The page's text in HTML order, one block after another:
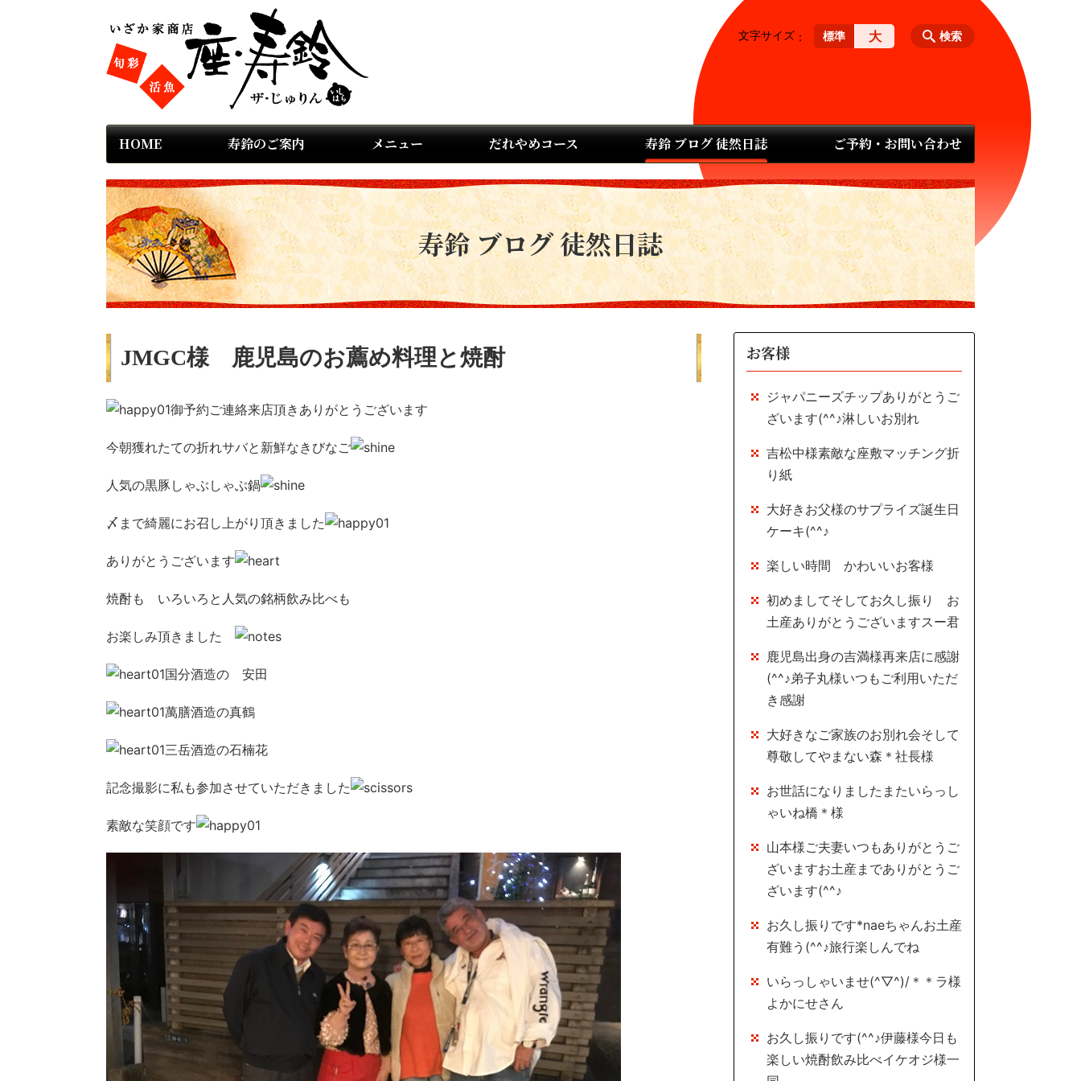
HOME 寿鈴のご案内 メニュー だれやめコース 寿鈴 ブログ 徒然日誌 ご予約・お問い合わせ
検索
文字サイズ 標準 大
寿鈴 ブログ 徒然日誌
JMGC様 鹿児島のお薦め料理と焼酎
御予約ご連絡来店頂きありがとうございます
今朝獲れたての折れサバと新鮮なきびなご
人気の黒豚しゃぶしゃぶ鍋
〆まで綺麗にお召し上がり頂きました
ありがとうございます
焼酎も いろいろと人気の銘柄飲み比べも
お楽しみ頂きました
国分酒造の 安田
萬膳酒造の真鶴
三岳酒造の石楠花
記念撮影に私も参加させていただきました
素敵な笑顔です
お客様
ジャパニーズチップありがとうご
ざいます(^^♪淋しいお別れ
吉松中様素敵な座敷マッチング折
り紙
大好きお父様のサプライズ誕生日
ケーキ(^^♪
楽しい時間 かわいいお客様
初めましてそしてお久し振り お
土産ありがとうございますスー君
鹿児島出身の吉満様再来店に感謝
(^^♪弟子丸様いつもご利用いただ
き感謝
大好きなご家族のお別れ会そして
尊敬してやまない森＊社長様
お世話になりましたまたいらっし
ゃいね橋＊様
山本様ご夫妻いつもありがとうご
ざいますお土産までありがとうご
ざいます(^^♪
お久し振りです*naeちゃんお土産
有難う(^^♪旅行楽しんでね
いらっしゃいませ(^▽^)/＊＊ラ様
よかにせさん
お久し振りです(^^♪伊藤様今日も
楽しい焼酎飲み比べイケオジ様一